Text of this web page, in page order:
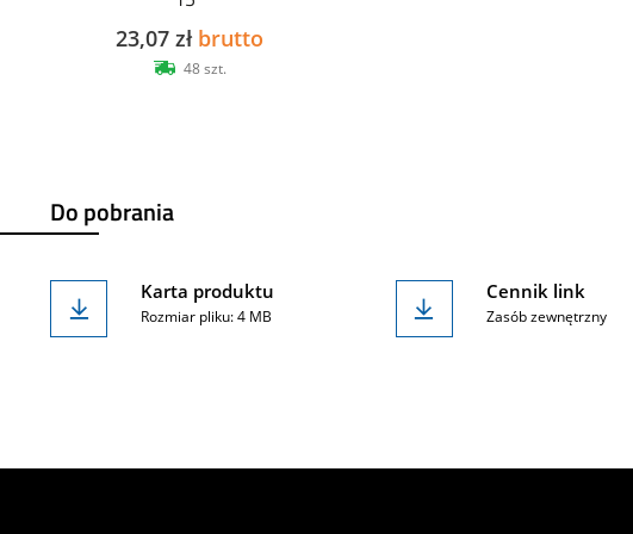
23,07 zł brutto
48 szt.
Do pobrania
Karta produktu
Rozmiar pliku: 4 MB
Cennik link
Zasób zewnętrzny